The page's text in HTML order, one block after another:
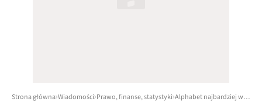
Strona główna Wiadomości Prawo, finanse, statystyki Alphabet najbardziej wartościową firmą na świecie